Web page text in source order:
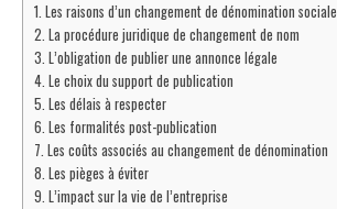
Les raisons d’un changement de dénomination sociale
La procédure juridique de changement de nom
L’obligation de publier une annonce légale
Le choix du support de publication
Les délais à respecter
Les formalités post-publication
Les coûts associés au changement de dénomination
Les pièges à éviter
L’impact sur la vie de l’entreprise